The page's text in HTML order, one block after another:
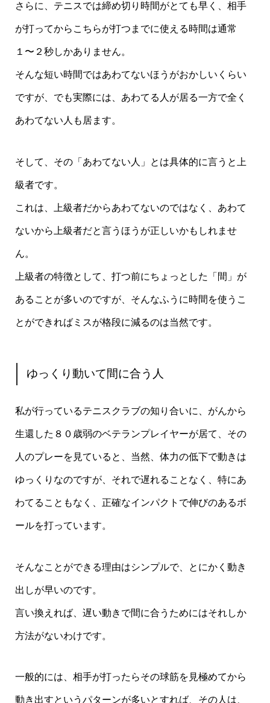
さらに、テニスでは締め切り時間がとても早く、相手
が打ってからこちらが打つまでに使える時間は通常
１〜２秒しかありません。
そんな短い時間ではあわてないほうがおかしいくらい
ですが、でも実際には、あわてる人が居る一方で全く
あわてない人も居ます。
そして、その「あわてない人」とは具体的に言うと上
級者です。
これは、上級者だからあわてないのではなく、あわて
ないから上級者だと言うほうが正しいかもしれませ
ん。
上級者の特徴として、打つ前にちょっとした「間」が
あることが多いのですが、そんなふうに時間を使うこ
とができればミスが格段に減るのは当然です。
ゆっくり動いて間に合う人
私が行っているテニスクラブの知り合いに、がんから
生還した８０歳弱のベテランプレイヤーが居て、その
人のプレーを見ていると、当然、体力の低下で動きは
ゆっくりなのですが、それで遅れることなく、特にあ
わてることもなく、正確なインパクトで伸びのあるボ
ールを打っています。
そんなことができる理由はシンプルで、とにかく動き
出しが早いのです。
言い換えれば、遅い動きで間に合うためにはそれしか
方法がないわけです。
一般的には、相手が打ったらその球筋を見極めてから
動き出すというパターンが多いとすれば、その人は、